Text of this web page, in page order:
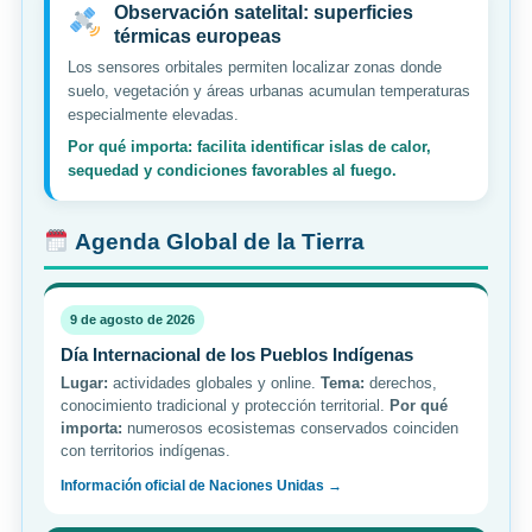
Observación satelital: superficies
térmicas europeas
Los sensores orbitales permiten localizar zonas donde
suelo, vegetación y áreas urbanas acumulan temperaturas
especialmente elevadas.
Por qué importa: facilita identificar islas de calor,
sequedad y condiciones favorables al fuego.
Agenda Global de la Tierra
9 de agosto de 2026
Día Internacional de los Pueblos Indígenas
Lugar: actividades globales y online. Tema: derechos,
conocimiento tradicional y protección territorial. Por qué
importa: numerosos ecosistemas conservados coinciden
con territorios indígenas.
Información oficial de Naciones Unidas →